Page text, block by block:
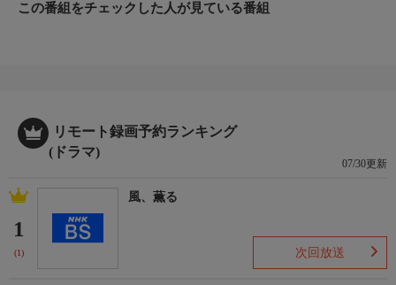
この番組をチェックした人が見ている番組
リモート録画予約ランキング
(ドラマ)
07/30更新
1
(1)
風、薫る
次回放送